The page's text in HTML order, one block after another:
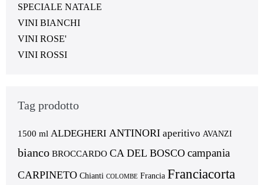
SPECIALE NATALE
VINI BIANCHI
VINI ROSE'
VINI ROSSI
Tag prodotto
1500 ml ALDEGHERI ANTINORI aperitivo AVANZI
bianco BROCCARDO CA DEL BOSCO campania
CARPINETO Chianti COLOMBE Francia Franciacorta